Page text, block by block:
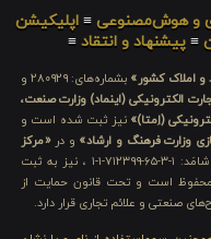
و هوش‌مصنوعی ≡ اپلیکیشن
≡پیشنهاد و انتقاد ≡
و املاک کشور»
بشماره‌های: ۲۸۰۹۲۹ و
الکترونیکی (اینماد) وزارت صنعت،
(اِمتا)» نیز ثبت شده است و
وزارت فرهنگ و ارشاد» و در«مرکز
بشماره شامَد: ۱-۳-۶۵-۷۱۲۳۹۹-۱-۱ ، نیز به ثبت
است و تحت قانون حمایت از
صنعتی و علائم تجاری قرار دارد.